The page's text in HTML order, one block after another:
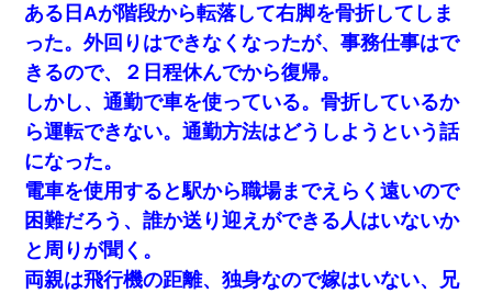
ある日Aが階段から転落して右脚を骨折してしま
った。外回りはできなくなったが、事務仕事はで
きるので、２日程休んでから復帰。
しかし、通勤で車を使っている。骨折しているか
ら運転できない。通勤方法はどうしようという話
になった。
電車を使用すると駅から職場までえらく遠いので
困難だろう、誰か送り迎えができる人はいないか
と周りが聞く。
両親は飛行機の距離、独身なので嫁はいない、兄